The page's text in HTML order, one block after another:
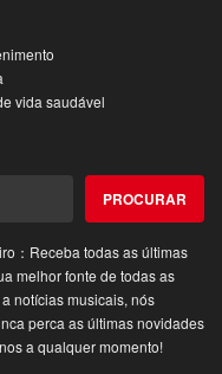
vida saudável
PROCURAR
：Receba todas as últimas
melhor fonte de todas as
notícias musicais, nós
perca as últimas novidades
a qualquer momento!